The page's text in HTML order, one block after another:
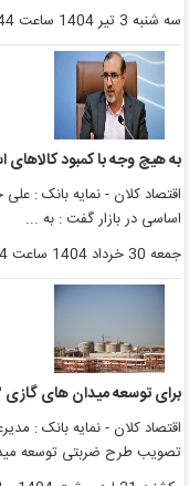
سه شنبه 3 تیر 1404 ساعت 9:44
به هیچ وجه با کمبود
اقتصاد کلان - نمایه بانک : علی
اساسی در بازار گفت : به ...
جمعه 30 خرداد 1404 ساعت 22:24
برای توسعه میدان های گازی ۴.۳ میلیارد دلار اعتبار لازم است
اقتصاد کلان - نمایه بانک :
تصویب طرح ضربتی توسعه